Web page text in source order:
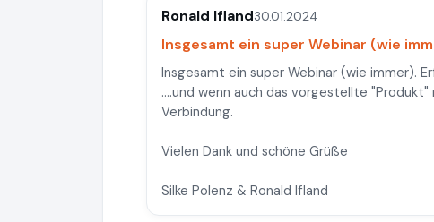
Ronald Ifland30.01.2024
Insgesamt ein super Webinar (wie
Insgesamt ein super Webinar (wie immer).
....und wenn auch das vorgestellte
Verbindung.
Vielen Dank und schöne Grüße
Silke Polenz & Ronald Ifland